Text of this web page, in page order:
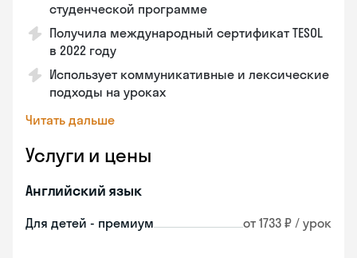
студенческой программе
Получила международный сертификат TESOL
в 2022 году
Использует коммуникативные и лексические
подходы на уроках
Читать дальше
Услуги и цены
Английский язык
Для детей - премиум от 1733 ₽ / урок